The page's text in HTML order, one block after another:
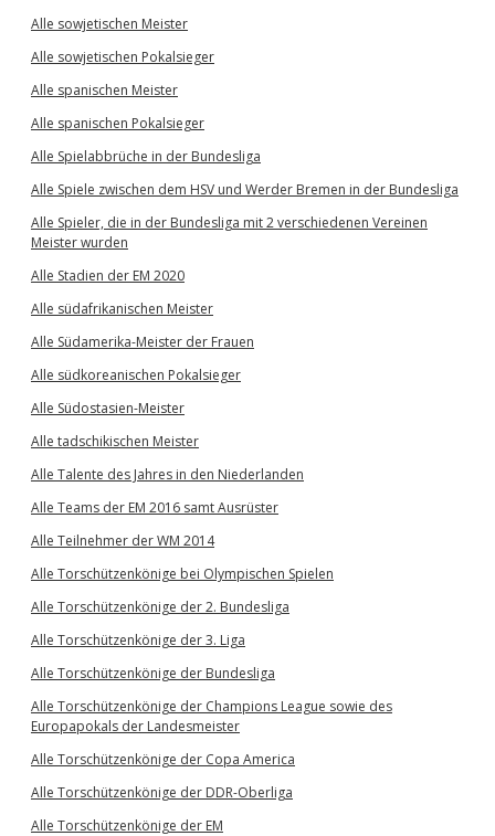
Alle sowjetischen Meister
Alle sowjetischen Pokalsieger
Alle spanischen Meister
Alle spanischen Pokalsieger
Alle Spielabbrüche in der Bundesliga
Alle Spiele zwischen dem HSV und Werder Bremen in der Bundesliga
Alle Spieler, die in der Bundesliga mit 2 verschiedenen Vereinen
Meister wurden
Alle Stadien der EM 2020
Alle südafrikanischen Meister
Alle Südamerika-Meister der Frauen
Alle südkoreanischen Pokalsieger
Alle Südostasien-Meister
Alle tadschikischen Meister
Alle Talente des Jahres in den Niederlanden
Alle Teams der EM 2016 samt Ausrüster
Alle Teilnehmer der WM 2014
Alle Torschützenkönige bei Olympischen Spielen
Alle Torschützenkönige der 2. Bundesliga
Alle Torschützenkönige der 3. Liga
Alle Torschützenkönige der Bundesliga
Alle Torschützenkönige der Champions League sowie des
Europapokals der Landesmeister
Alle Torschützenkönige der Copa America
Alle Torschützenkönige der DDR-Oberliga
Alle Torschützenkönige der EM